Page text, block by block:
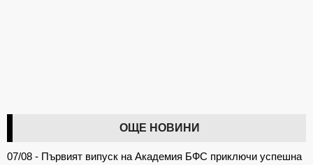
ОЩЕ НОВИНИ
07/08 - Първият випуск на Академия БФС приключи успешна